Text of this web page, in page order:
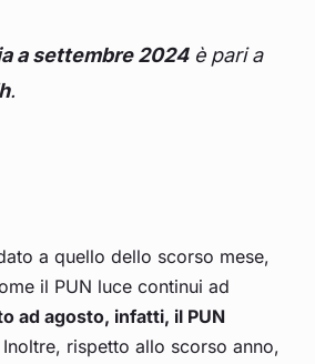
a settembre 2024è pari a
.
a quello dello scorso mese,
il PUN luce continui ad
ad agosto, infatti, il PUN
Inoltre, rispetto allo scorso anno,